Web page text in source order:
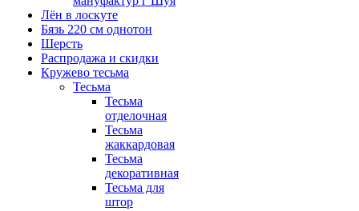
Лён в лоскуте
Бязь 220 см однотон
Шерсть
Распродажа и скидки
Кружево тесьма
Тесьма
Тесьма
отделочная
Тесьма
жаккардовая
Тесьма
декоративная
Тесьма для
штор